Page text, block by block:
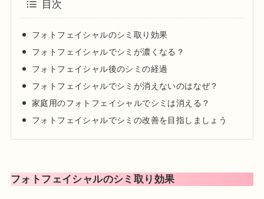
2010年04月 東京医科歯科大学医学部付属病院 研修医
2012年04月 東京医科歯科大学皮膚科 勤務
2015年01月 渋谷美容外科クリニック渋谷院 副院長就任
2024年01月 渋谷美容外科クリニック新宿院 院長就任
プロフィール
目次
フォトフェイシャルのシミ取り効果
フォトフェイシャルでシミが濃くなる？
フォトフェイシャル後のシミの経過
フォトフェイシャルでシミが消えないのはなぜ？
家庭用のフォトフェイシャルでシミは消える？
フォトフェイシャルでシミの改善を目指しましょう
フォトフェイシャルのシミ取り効果